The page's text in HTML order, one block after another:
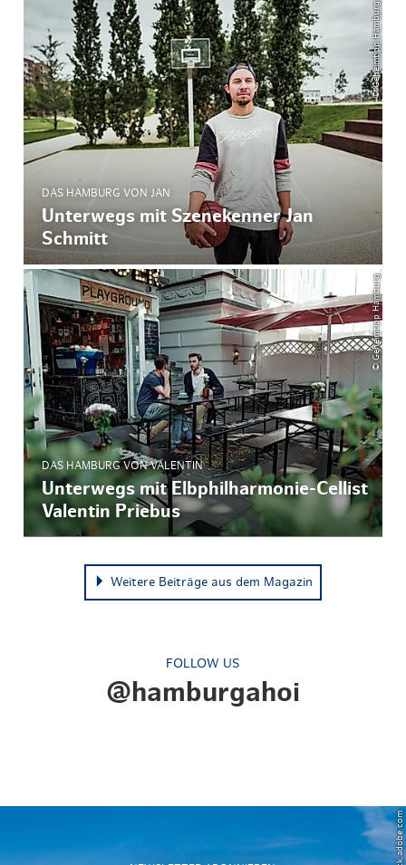
© Geheimtipp Hamburg
DAS HAMBURG VON JAN
Unterwegs mit Szenekenner Jan
Schmitt
© Geheimtipp Hamburg
DAS HAMBURG VON VALENTIN
Unterwegs mit Elbphilharmonie-Cellist
Valentin Priebus
Weitere Beiträge aus dem Magazin
FOLLOW US
@hamburgahoi